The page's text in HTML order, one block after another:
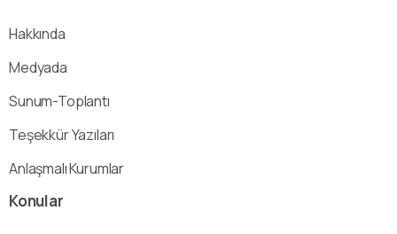
Hakkında
Medyada
Sunum-Toplantı
Teşekkür Yazıları
Anlaşmalı Kurumlar
Konular